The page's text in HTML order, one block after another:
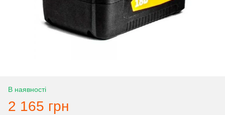
В наявності
2 165 грн